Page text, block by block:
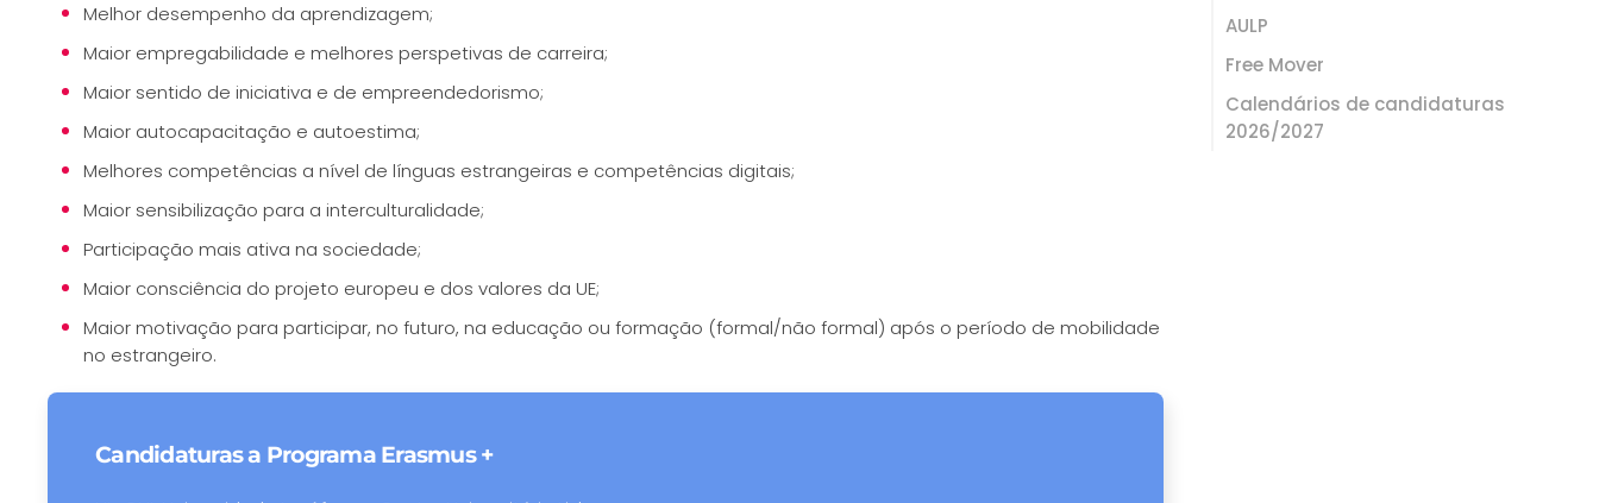
AULP
Free Mover
Calendários de candidaturas
2026/2027
Melhor desempenho da aprendizagem;
Maior empregabilidade e melhores perspetivas de carreira;
Maior sentido de iniciativa e de empreendedorismo;
Maior autocapacitação e autoestima;
Melhores competências a nível de línguas estrangeiras e competências digitais;
Maior sensibilização para a interculturalidade;
Participação mais ativa na sociedade;
Maior consciência do projeto europeu e dos valores da UE;
Maior motivação para participar, no futuro, na educação ou formação (formal/não formal) após o período de mobilidade
no estrangeiro.
Candidaturas a Programa Erasmus +